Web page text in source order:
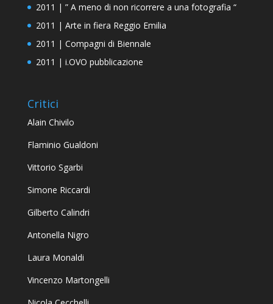
2011 | ” A meno di non ricorrere a una fotografia “
2011 | Arte in fiera Reggio Emilia
2011 | Compagni di Biennale
2011 | i.OVO pubblicazione
Critici
Alain Chivilo
Flaminio Gualdoni
Vittorio Sgarbi
Simone Riccardi
Gilberto Calindri
Antonella Nigro
Laura Monaldi
Vincenzo Martongelli